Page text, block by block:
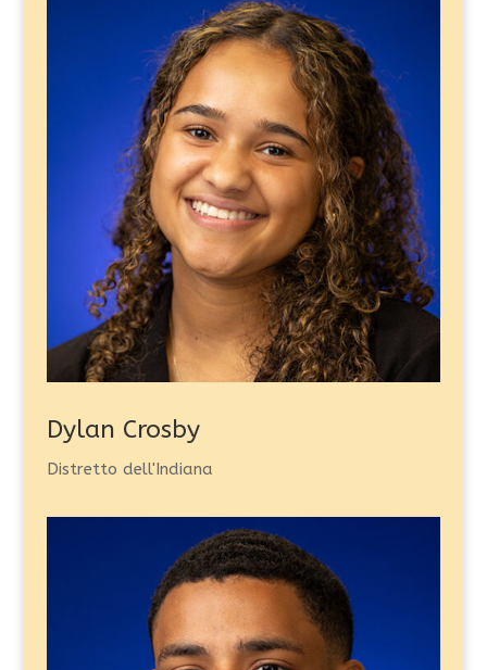
Dylan Crosby
Distretto dell'Indiana